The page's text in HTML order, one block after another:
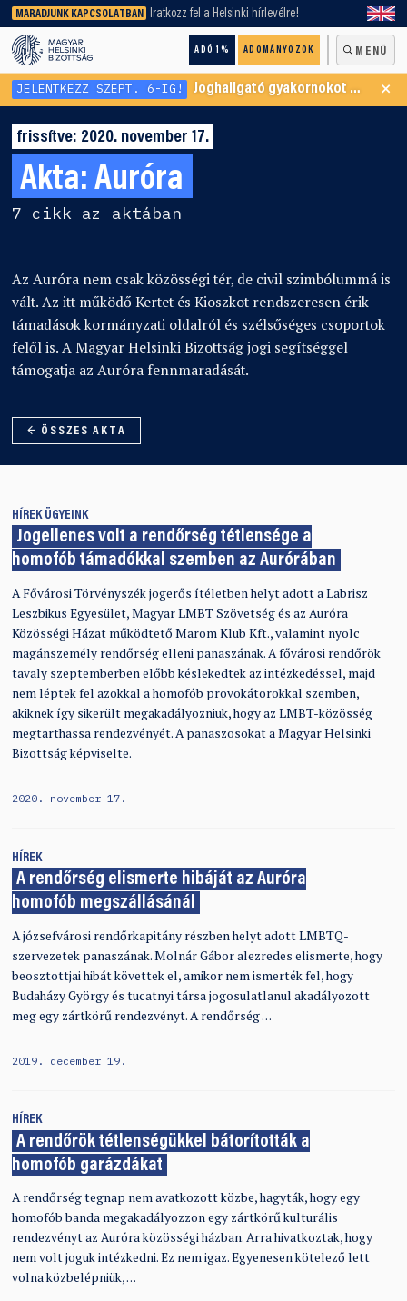
MARADJUNK KAPCSOLATBAN Iratkozz fel a Helsinki hírlevélre!
ADÓ 1% ADOMÁNYOZOK MENÜ
keresőnket!
JELENTKEZZ SZEPT. 6-IG! Joghallgató gyakornokot keresünk Menekültügyi Programunkba ×
frissítve: 2020. november 17.
Akta:Auróra
7 cikk az aktában
Az Auróra nem csak közösségi tér, de civil szimbólummá is
vált. Az itt működő Kertet és Kioszkot rendszeresen érik
támadások kormányzati oldalról és szélsőséges csoportok
felől is. A Magyar Helsinki Bizottság jogi segítséggel
támogatja az Auróra fennmaradását.
← ÖSSZES AKTA
HÍREK ÜGYEINK
Jogellenes volt a rendőrség tétlensége a
homofób támadókkal szemben az Aurórában
A Fővárosi Törvényszék jogerős ítéletben helyt adott a Labrisz
Leszbikus Egyesület, Magyar LMBT Szövetség és az Auróra
Közösségi Házat működtető Marom Klub Kft., valamint nyolc
magánszemély rendőrség elleni panaszának. A fővárosi rendőrök
tavaly szeptemberben előbb késlekedtek az intézkedéssel, majd
nem léptek fel azokkal a homofób provokátorokkal szemben,
akiknek így sikerült megakadályozniuk, hogy az LMBT-közösség
megtarthassa rendezvényét. A panaszosokat a Magyar Helsinki
Bizottság képviselte.
2020. november 17.
HÍREK
A rendőrség elismerte hibáját az Auróra
homofób megszállásánál
A józsefvárosi rendőrkapitány részben helyt adott LMBTQ-
szervezetek panaszának. Molnár Gábor alezredes elismerte, hogy
beosztottjai hibát követtek el, amikor nem ismerték fel, hogy
Budaházy György és tucatnyi társa jogosulatlanul akadályozott
meg egy zártkörű rendezvényt. A rendőrség …
2019. december 19.
HÍREK
A rendőrök tétlenségükkel bátorították a
homofób garázdákat
A rendőrség tegnap nem avatkozott közbe, hagyták, hogy egy
homofób banda megakadályozzon egy zártkörű kulturális
rendezvényt az Auróra közösségi házban. Arra hivatkoztak, hogy
nem volt joguk intézkedni. Ez nem igaz. Egyenesen kötelező lett
volna közbelépniük, …